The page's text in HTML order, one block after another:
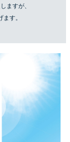
ますが、
す。